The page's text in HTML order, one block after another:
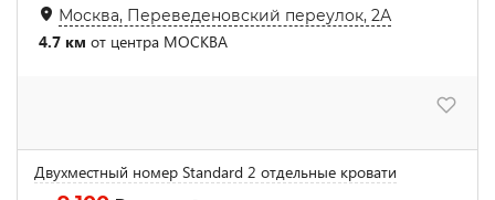
Москва, Переведеновский переулок, 2А
4.7 км от центра МОСКВА
Двухместный номер Standard 2 отдельные кровати